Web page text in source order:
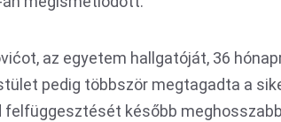
az egyetem hallgatóját, 36
pedig többször megtagadta a
felfüggesztését később